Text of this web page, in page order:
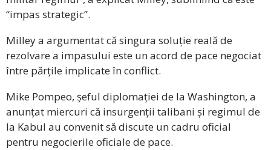
“impas strategic”.
Milley a argumentat că singura soluție reală de
rezolvare a impasului este un acord de pace negociat
între părțile implicate în conflict.
Mike Pompeo, șeful diplomației de la Washington, a
anunțat miercuri că insurgenții talibani și regimul de
la Kabul au convenit să discute un cadru oficial
pentru negocierile oficiale de pace.